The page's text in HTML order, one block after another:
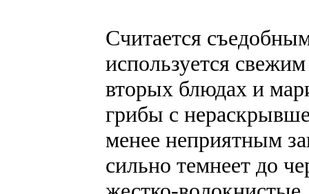
Считается
используется
вторых блюдах и
грибы с
менее неприятным
сильно темнеет до